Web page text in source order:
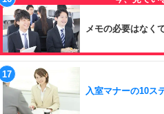
メモの必要はなく
入室マナーの10ス